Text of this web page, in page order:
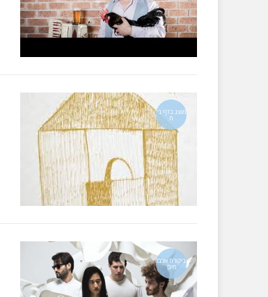
מוצג בדף בי
ת
ביקורת אלבו
מים